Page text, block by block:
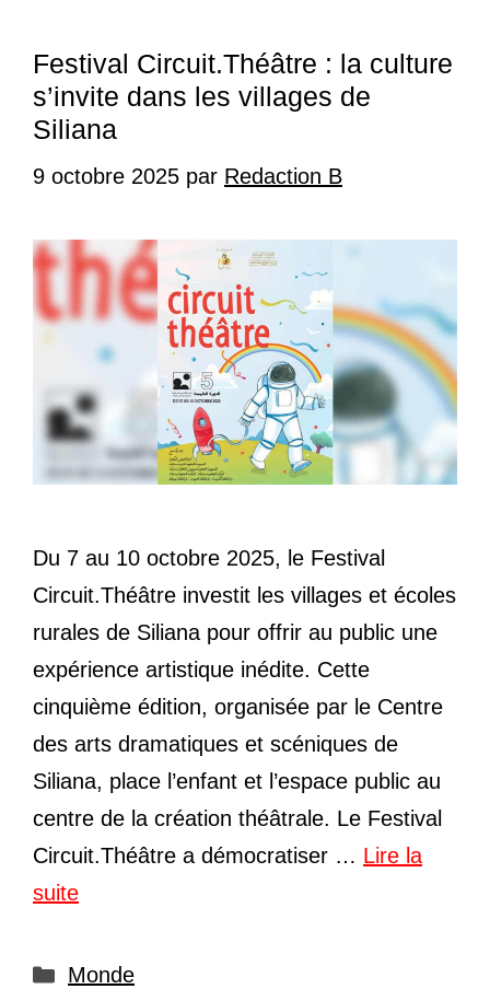
Festival Circuit.Théâtre : la culture
s’invite dans les villages de
Siliana
9 octobre 2025 par Redaction B
Du 7 au 10 octobre 2025, le Festival
Circuit.Théâtre investit les villages et écoles
rurales de Siliana pour offrir au public une
expérience artistique inédite. Cette
cinquième édition, organisée par le Centre
des arts dramatiques et scéniques de
Siliana, place l’enfant et l’espace public au
centre de la création théâtrale. Le Festival
Circuit.Théâtre a démocratiser … Lire la
suite
Catégories
Monde